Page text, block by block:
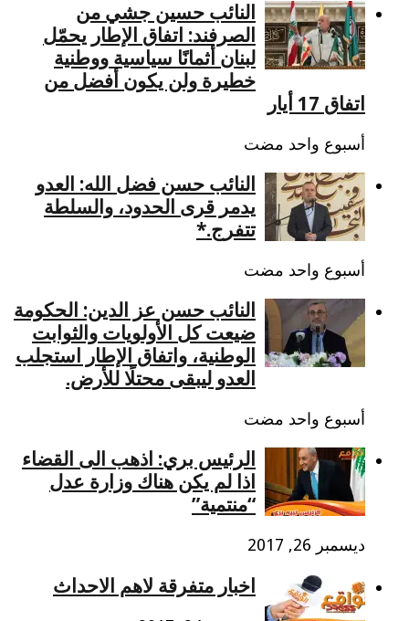
النائب حسين جشي من
الصرفند: اتفاق الإطار يحمّل
لبنان أثمانًا سياسية ووطنية
خطيرة ولن يكون أفضل من
اتفاق 17 أيار
‏أسبوع واحد مضت
النائب حسن فضل الله: العدو
يدمر قرى الحدود، والسلطة
تتفرج.*
‏أسبوع واحد مضت
النائب حسن عز الدين: الحكومة
ضيعت كل الأولويات والثوابت
الوطنية، واتفاق الإطار استجلب
العدو ليبقى محتلًا للأرض.
‏أسبوع واحد مضت
الرئيس بري: اذهب الى القضاء
اذا لم يكن هناك وزارة عدل
“منتمية”
ديسمبر 26, 2017
اخبار متفرقة لاهم الاحداث